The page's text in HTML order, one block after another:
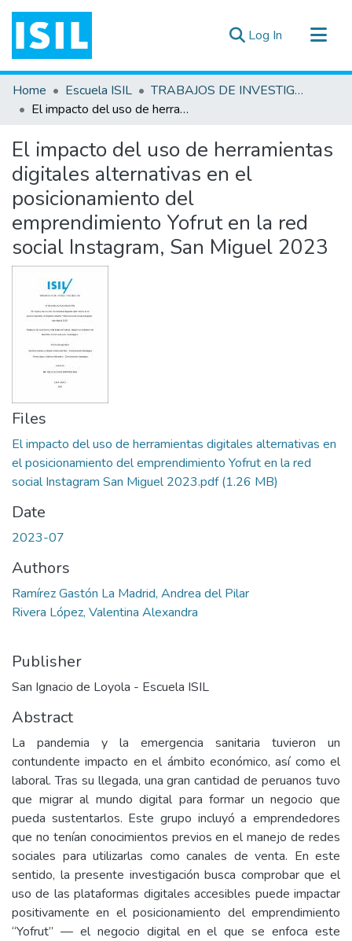
Log In (current)
All of DSpace
Statistics
Documentos ▾
Home Escuela ISIL
TRABAJOS DE INVESTIGACIÓN
El impacto del uso de herramientas digitales alternativas en el posicionamiento del emprendimiento Yofrut en la red social Instagram, San Miguel 2023
El impacto del uso de herramientas
digitales alternativas en el
posicionamiento del
emprendimiento Yofrut en la red
social Instagram, San Miguel 2023
Files
El impacto del uso de herramientas digitales alternativas en
el posicionamiento del emprendimiento Yofrut en la red
social Instagram San Miguel 2023.pdf(1.26 MB)
Date
2023-07
Authors
Ramírez Gastón La Madrid, Andrea del Pilar
Rivera López, Valentina Alexandra
Publisher
San Ignacio de Loyola - Escuela ISIL
Abstract
La pandemia y la emergencia sanitaria tuvieron un
contundente impacto en el ámbito económico, así como el
laboral. Tras su llegada, una gran cantidad de peruanos tuvo
que migrar al mundo digital para formar un negocio que
pueda sustentarlos. Este grupo incluyó a emprendedores
que no tenían conocimientos previos en el manejo de redes
sociales para utilizarlas como canales de venta. En este
sentido, la presente investigación busca comprobar que el
uso de las plataformas digitales accesibles puede impactar
positivamente en el posicionamiento del emprendimiento
“Yofrut” — el negocio digital en el que se enfoca este